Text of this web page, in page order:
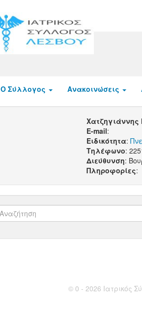
Ο Σύλλογος Ανακοινώσεις
E-mail:
Ειδικότητα:
Τηλέφωνο:
Διεύθυνση:
Πληροφορίες:
© 0 - 2026 Ιατρικός